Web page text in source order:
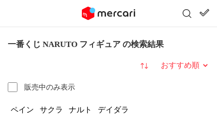
一番くじ NARUTO フィギュア の検索結果
販売中のみ表示
並び替え
ペイン サクラ ナルト デイダラ